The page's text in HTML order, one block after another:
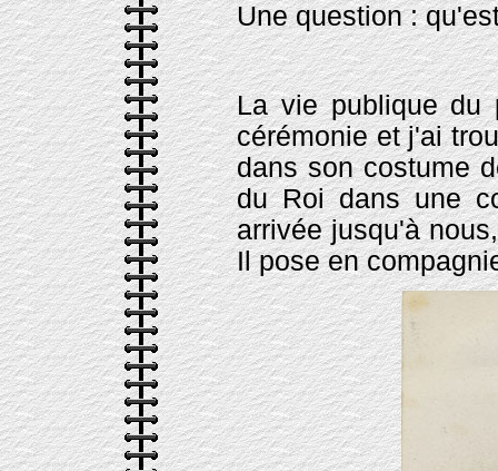
Une question :
La vie publique du
cérémonie et j'ai
dans son costume
du Roi dans une
arrivée jusqu'à
Il pose en